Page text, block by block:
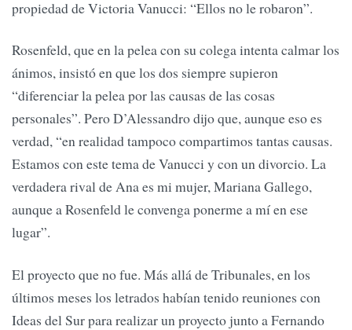
propiedad de Victoria Vanucci: “Ellos no le robaron”.
Rosenfeld, que en la pelea con su colega intenta calmar los
ánimos, insistó en que los dos siempre supieron
“diferenciar la pelea por las causas de las cosas
personales”. Pero D’Alessandro dijo que, aunque eso es
verdad, “en realidad tampoco compartimos tantas causas.
Estamos con este tema de Vanucci y con un divorcio. La
verdadera rival de Ana es mi mujer, Mariana Gallego,
aunque a Rosenfeld le convenga ponerme a mí en ese
lugar”.
El proyecto que no fue. Más allá de Tribunales, en los
últimos meses los letrados habían tenido reuniones con
Ideas del Sur para realizar un proyecto junto a Fernando